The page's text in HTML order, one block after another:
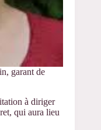
garant de
à diriger
qui aura lieu